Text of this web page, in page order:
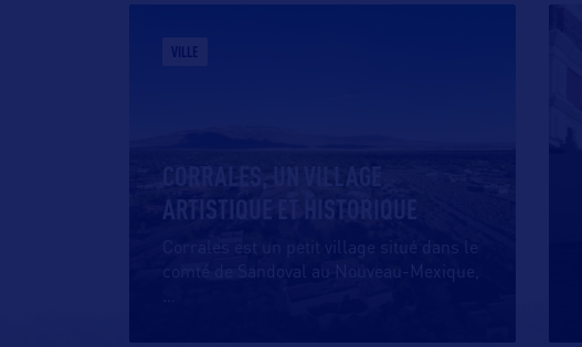
VILLE
CORRALES, UN VILLAGE
ARTISTIQUE ET HISTORIQUE
Corrales est un petit village situé dans le
comté de Sandoval au Nouveau-Mexique,